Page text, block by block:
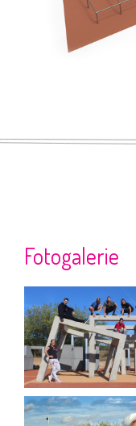
Fotogalerie